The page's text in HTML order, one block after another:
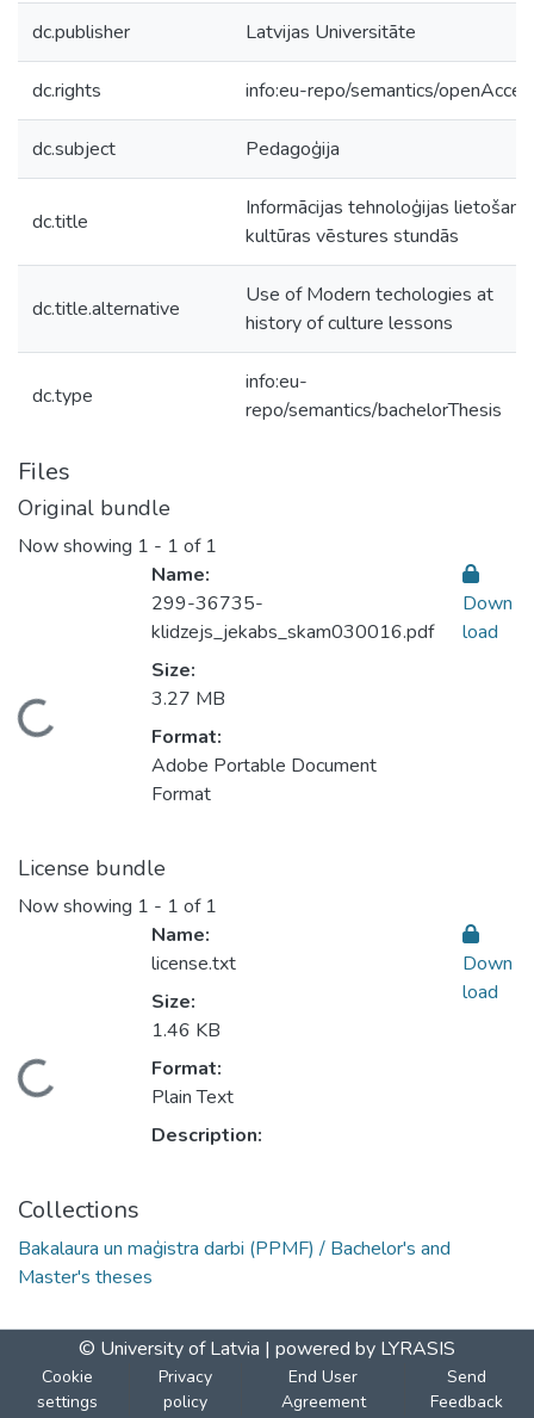
dc.publisher Latvijas Universitāte
dc.rights info:eu-repo/semantics/
dc.subject Pedagoģija
dc.title
Informācijas tehnoloģijas lietošana
kultūras vēstures stundās
dc.title.alternative
Use of Modern techologies at
history of culture lessons
dc.type
info:eu-
repo/semantics/bachelorThesis
Files
Original bundle
Now showing 1 - 1 of 1
Loading...
Name:
299-36735-
klidzejs_jekabs_skam030016.pdf
Size:
3.27 MB
Format:
Adobe Portable Document
Format
Down
load
License bundle
Now showing 1 - 1 of 1
Loading...
Name:
license.txt
Size:
1.46 KB
Format:
Plain Text
Description:
Down
load
Collections
Bakalaura un maģistra darbi (PPMF) / Bachelor's and
Master's theses
© University of Latvia | powered by LYRASIS
Cookie
settings
Privacy
policy
End User
Agreement
Send
Feedback